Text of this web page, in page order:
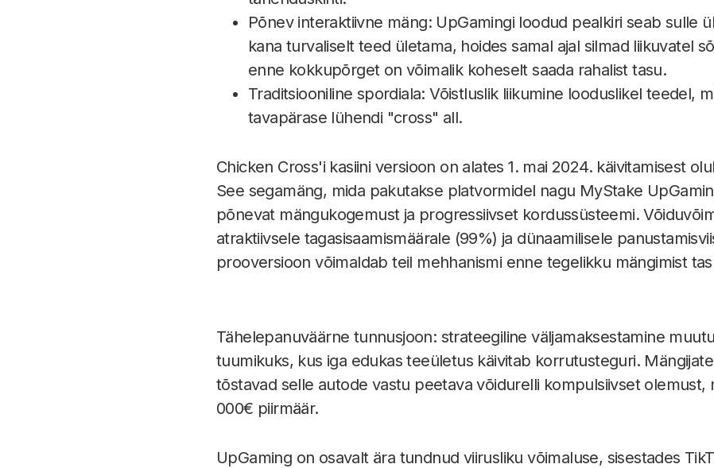
Põnev interaktiivne mäng: UpGamingi loodud pealkiri seab sulle
kana turvaliselt teed ületama, hoides samal ajal silmad liikuvatel
enne kokkupõrget on võimalik koheselt saada rahalist tasu.
Traditsiooniline spordiala: Võistluslik liikumine looduslikel teedel,
tavapärase lühendi "cross" all.
Chicken Cross'i kasiini versioon on alates 1. mai 2024. käivitamisest
See segamäng, mida pakutakse platvormidel nagu MyStake
põnevat mängukogemust ja progressiivset kordussüsteemi.
atraktiivsele tagasisaamismäärale (99%) ja dünaamilisele
prooversioon võimaldab teil mehhanismi enne tegelikku mängimist
Tähelepanuväärne tunnusjoon: strateegiline väljamaksestamine
tuumikuks, kus iga edukas teeületus käivitab korrutusteguri.
tõstavad selle autode vastu peetava võidurelli kompulsiivset olemust,
000€ piirmäär.
UpGaming on osavalt ära tundnud viirusliku võimaluse, sisestades